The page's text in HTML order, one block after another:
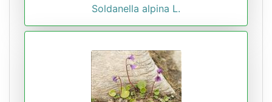
Soldanella alpina L.